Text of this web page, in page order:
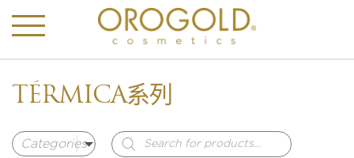
TÉRMICA系列
Products
search